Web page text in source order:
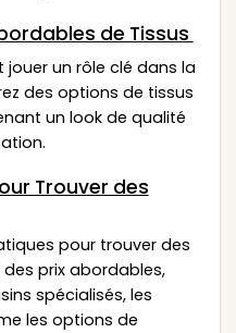
de Tissus
jouer un rôle clé dans la
des options de tissus
un look de qualité
Trouver des
pour trouver des
prix abordables,
spécialisés, les
les options de